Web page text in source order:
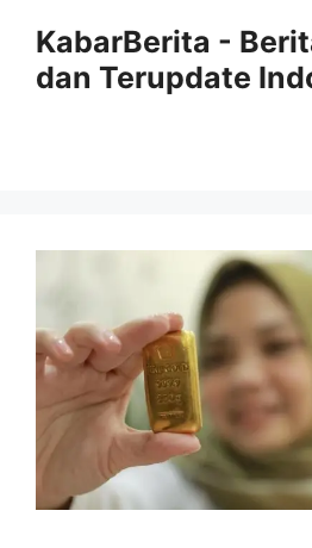
KabarBerita -
dan Terupdate